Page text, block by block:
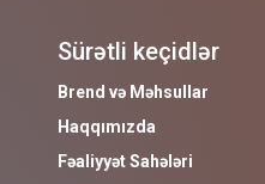
Sürətli keçidlər
Brend və Məhsullar
Haqqımızda
Fəaliyyət Sahələri